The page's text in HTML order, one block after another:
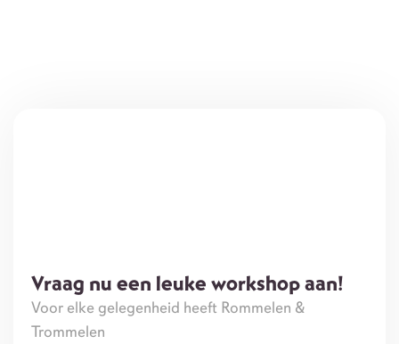
Vraag nu een leuke workshop aan!
Voor elke gelegenheid heeft Rommelen &
Trommelen